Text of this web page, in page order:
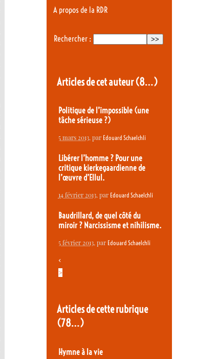
A propos de la RDR
Rechercher :
Articles de cet auteur(8…)
Politique de l’impossible (une
tâche sérieuse ?)
5 mars 2013, par Edouard Schaelchli
Libérer l’homme ? Pour une
critique kierkegaardienne de
l’œuvre d’Ellul.
14 février 2013, par Edouard Schaelchli
Baudrillard, de quel côté du
miroir ? Narcissisme et nihilisme.
5 février 2013, par Edouard Schaelchli
<
>
Articles de cette rubrique
(78…)
Hymne à la vie